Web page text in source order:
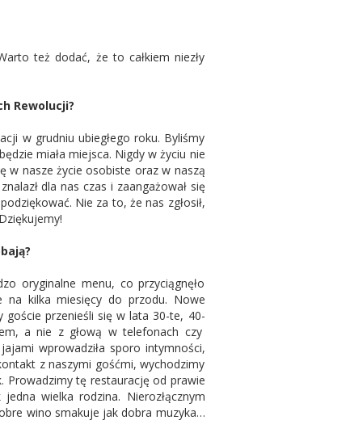
też dodać, że to całkiem niezły
Rewolucji?
w grudniu ubiegłego roku. Byliśmy
miała miejsca. Nigdy w życiu nie
w nasze życie osobiste oraz w naszą
dla nas czas i zaangażował się
Nie za to, że nas zgłosił,
oryginalne menu, co przyciągnęło
na kilka miesięcy do przodu. Nowe
goście przenieśli się w lata 30-te, 40-
a nie z głową w telefonach czy
wprowadziła sporo intymności,
z naszymi gośćmi, wychodzimy
Prowadzimy tę restaurację od prawie
wielka rodzina. Nierozłącznym
wino smakuje jak dobra muzyka…